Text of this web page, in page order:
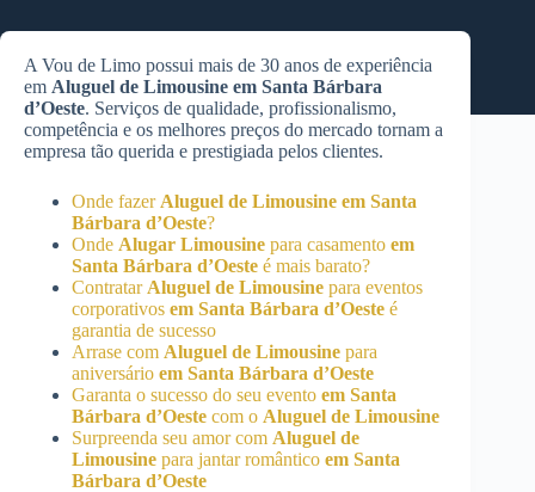
A Vou de Limo possui mais de 30 anos de experiência
em Aluguel de Limousine em Santa Bárbara
d’Oeste. Serviços de qualidade, profissionalismo,
competência e os melhores preços do mercado tornam a
empresa tão querida e prestigiada pelos clientes.
Onde fazer Aluguel de Limousine em Santa
Bárbara d’Oeste?
Onde Alugar Limousine para casamento em
Santa Bárbara d’Oeste é mais barato?
Contratar Aluguel de Limousine para eventos
corporativos em Santa Bárbara d’Oeste é
garantia de sucesso
Arrase com Aluguel de Limousine para
aniversário em Santa Bárbara d’Oeste
Garanta o sucesso do seu evento em Santa
Bárbara d’Oeste com o Aluguel de Limousine
Surpreenda seu amor com Aluguel de
Limousine para jantar romântico em Santa
Bárbara d’Oeste